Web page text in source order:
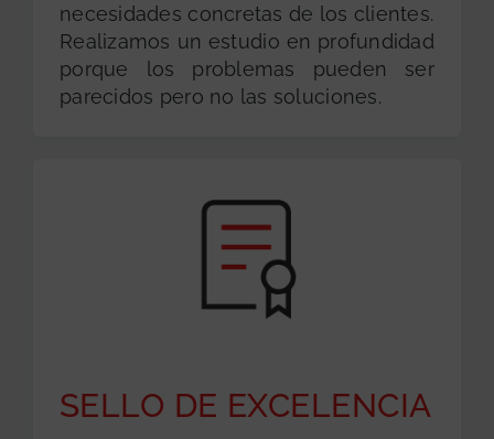
necesidades concretas de los clientes.
Realizamos un estudio en profundidad
porque los problemas pueden ser
parecidos pero no las soluciones.
SELLO DE EXCELENCIA